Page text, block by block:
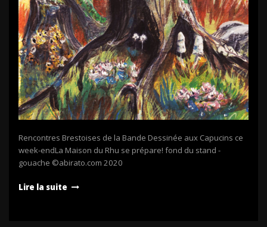
Rencontres Brestoises de la Bande Dessinée aux Capucins ce
week-endLa Maison du Rhu se prépare! fond du stand -
gouache ©abirato.com 2020
Lire la suite